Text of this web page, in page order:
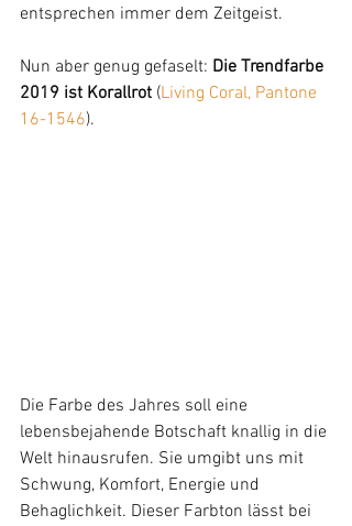
entsprechen immer dem Zeitgeist.
Nun aber genug gefaselt: Die Trendfarbe
2019 ist Korallrot (Living Coral, Pantone
16-1546).
Die Farbe des Jahres soll eine
lebensbejahende Botschaft knallig in die
Welt hinausrufen. Sie umgibt uns mit
Schwung, Komfort, Energie und
Behaglichkeit. Dieser Farbton lässt bei